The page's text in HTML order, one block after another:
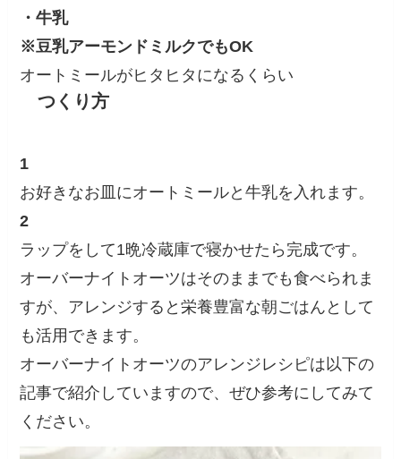
・牛乳
※豆乳アーモンドミルクでもOK
オートミールがヒタヒタになるくらい
つくり方
1
お好きなお皿にオートミールと牛乳を入れます。
2
ラップをして1晩冷蔵庫で寝かせたら完成です。
オーバーナイトオーツはそのままでも食べられま
すが、アレンジすると栄養豊富な朝ごはんとして
も活用できます。
オーバーナイトオーツのアレンジレシピは以下の
記事で紹介していますので、ぜひ参考にしてみて
ください。